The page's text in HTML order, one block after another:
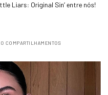
Liars: Original Sin’ entre nós!
0 COMPARTILHAMENTOS